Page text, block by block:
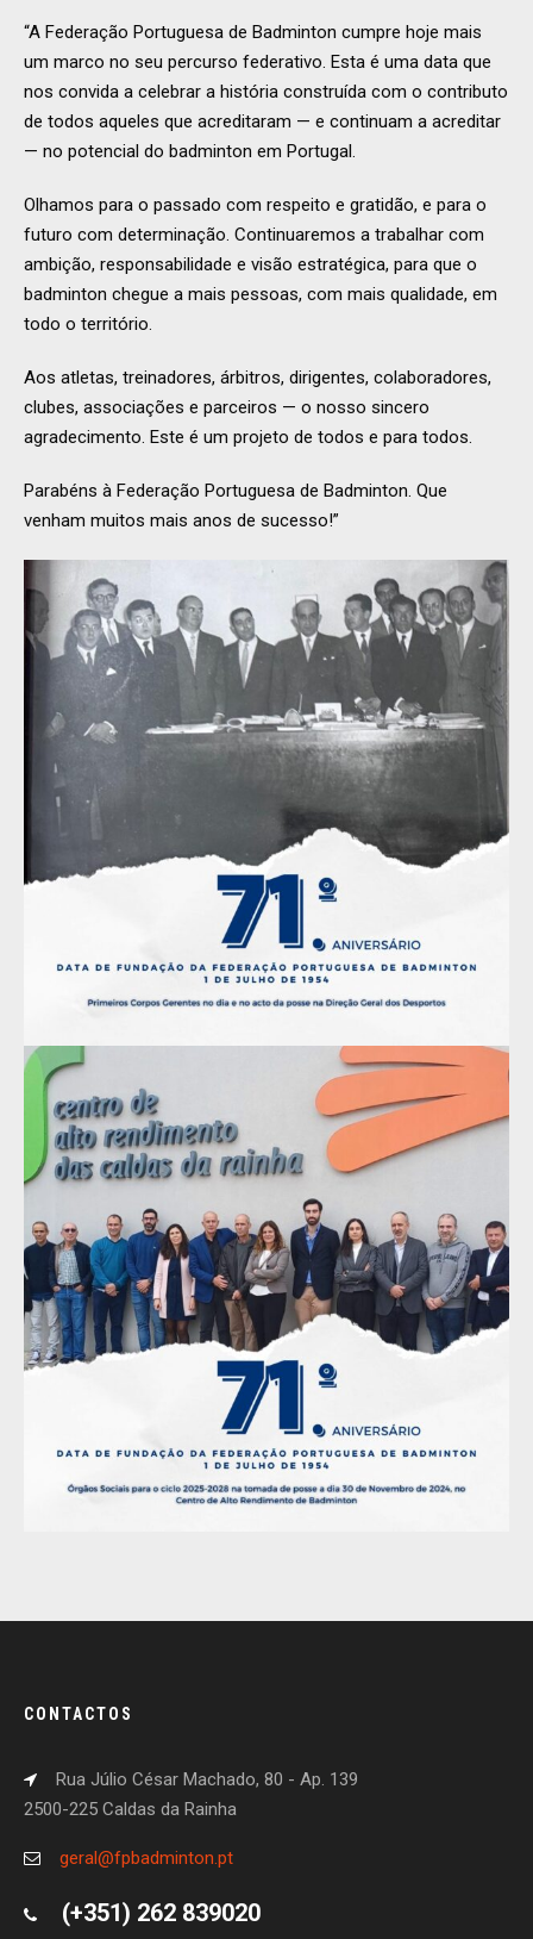
“A Federação Portuguesa de Badminton cumpre hoje mais
um marco no seu percurso federativo. Esta é uma data que
nos convida a celebrar a história construída com o contributo
de todos aqueles que acreditaram — e continuam a acreditar
— no potencial do badminton em Portugal.
Olhamos para o passado com respeito e gratidão, e para o
futuro com determinação. Continuaremos a trabalhar com
ambição, responsabilidade e visão estratégica, para que o
badminton chegue a mais pessoas, com mais qualidade, em
todo o território.
Aos atletas, treinadores, árbitros, dirigentes, colaboradores,
clubes, associações e parceiros — o nosso sincero
agradecimento. Este é um projeto de todos e para todos.
Parabéns à Federação Portuguesa de Badminton. Que
venham muitos mais anos de sucesso!”
CONTACTOS
Rua Júlio César Machado, 80 - Ap. 139
2500-225 Caldas da Rainha
geral@fpbadminton.pt
(+351) 262 839020